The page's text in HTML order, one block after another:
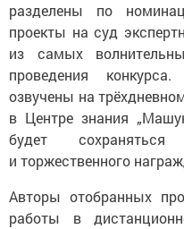
разделены по
проекты на суд
из самых
проведения
озвучены на
в Центре знания
будет
и торжественного
Авторы отобранных
работы в